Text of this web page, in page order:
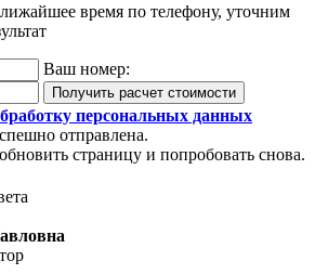
время по телефону, уточним
Ваш номер:
Получить расчет стоимости
персональных данных
отправлена.
страницу и попробовать снова.